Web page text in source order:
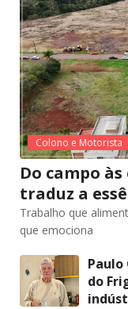
Colono e Motorista
Do campo
traduz a
Trabalho que
que emociona
do